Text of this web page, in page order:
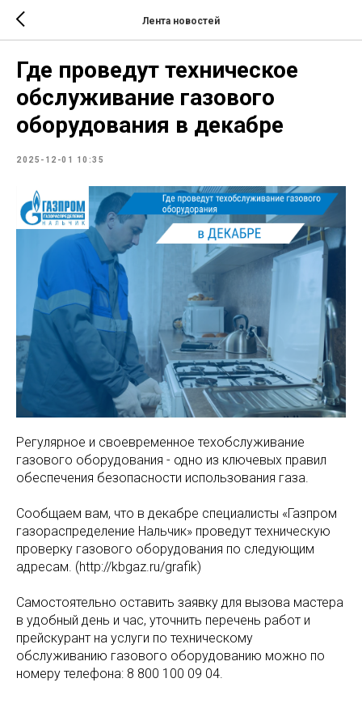
Лента новостей
Где проведут техническое
обслуживание газового
оборудования в декабре
2025-12-01 10:35
Регулярное и своевременное техобслуживание
газового оборудования - одно из ключевых правил
обеспечения безопасности использования газа.
Сообщаем вам, что в декабре специалисты «Газпром
газораспределение Нальчик» проведут техническую
проверку газового оборудования по следующим
адресам. (http://kbgaz.ru/grafik)
Самостоятельно оставить заявку для вызова мастера
в удобный день и час, уточнить перечень работ и
прейскурант на услуги по техническому
обслуживанию газового оборудованию можно по
номеру телефона: 8 800 100 09 04.